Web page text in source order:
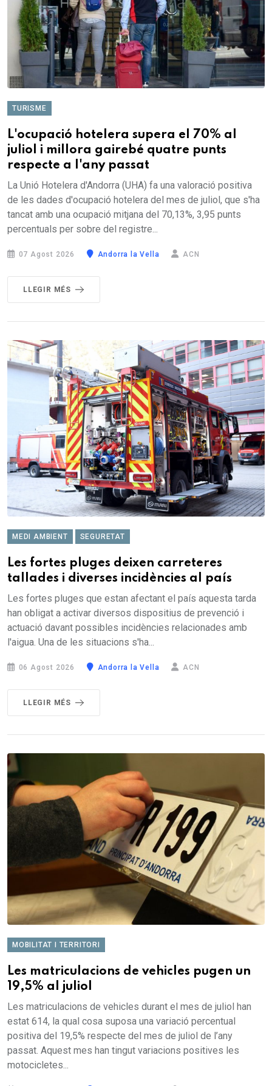
TURISME
L'ocupació hotelera supera el 70% al
juliol i millora gairebé quatre punts
respecte a l'any passat
La Unió Hotelera d'Andorra (UHA) fa una valoració positiva
de les dades d'ocupació hotelera del mes de juliol, que s'ha
tancat amb una ocupació mitjana del 70,13%, 3,95 punts
percentuals per sobre del registre...
07 Agost 2026 Andorra la Vella ACN
LLEGIR MÉS
MEDI AMBIENT SEGURETAT
Les fortes pluges deixen carreteres
tallades i diverses incidències al país
Les fortes pluges que estan afectant el país aquesta tarda
han obligat a activar diversos dispositius de prevenció i
actuació davant possibles incidències relacionades amb
l'aigua. Una de les situacions s'ha...
06 Agost 2026 Andorra la Vella ACN
LLEGIR MÉS
MOBILITAT I TERRITORI
Les matriculacions de vehicles pugen un
19,5% al juliol
Les matriculacions de vehicles durant el mes de juliol han
estat 614, la qual cosa suposa una variació percentual
positiva del 19,5% respecte del mes de juliol de l’any
passat. Aquest mes han tingut variacions positives les
motocicletes...